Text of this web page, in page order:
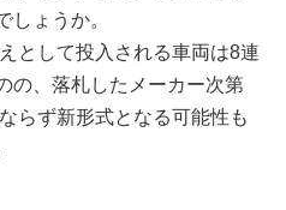
しょうか。
として投入される車両は8連
の、落札したメーカー次第
らず新形式となる可能性も